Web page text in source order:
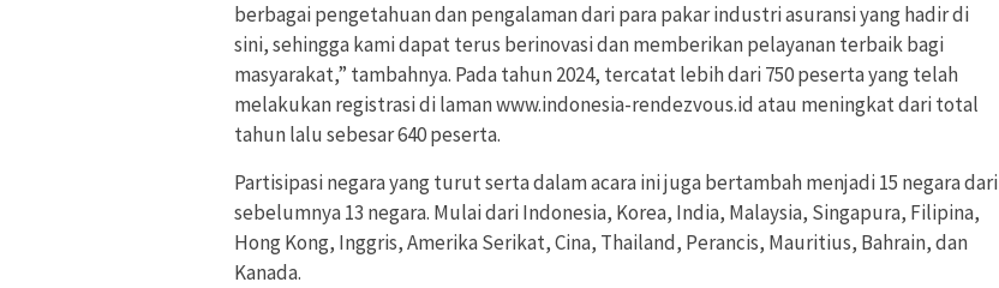
berbagai pengetahuan dan pengalaman dari para pakar industri asuransi yang hadir di
sini, sehingga kami dapat terus berinovasi dan memberikan pelayanan terbaik bagi
masyarakat,” tambahnya. Pada tahun 2024, tercatat lebih dari 750 peserta yang telah
melakukan registrasi di laman www.indonesia-rendezvous.id atau meningkat dari total
tahun lalu sebesar 640 peserta.
Partisipasi negara yang turut serta dalam acara ini juga bertambah menjadi 15 negara dari
sebelumnya 13 negara. Mulai dari Indonesia, Korea, India, Malaysia, Singapura, Filipina,
Hong Kong, Inggris, Amerika Serikat, Cina, Thailand, Perancis, Mauritius, Bahrain, dan
Kanada.